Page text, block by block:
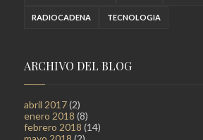
RADIOCADENA TECNOLOGIA
ARCHIVO DEL BLOG
abril 2017(2)
enero 2018 (8)
febrero 2018 (14)